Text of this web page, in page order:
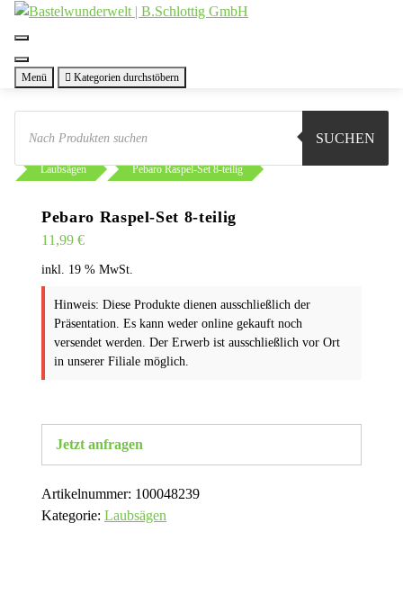
Zum
Menü Kategorien durchstöbern
Products
search
SUCHEN
Sie sind hier: Shop
Werkzeug
Laubsägen
Pebaro Raspel-Set 8-teilig
Pebaro Raspel-Set 8-teilig
11,99 €
inkl. 19 % MwSt.
Hinweis: Diese Produkte dienen ausschließlich der
Präsentation. Es kann weder online gekauft noch
versendet werden. Der Erwerb ist ausschließlich vor Ort
in unserer Filiale möglich.
Jetzt anfragen
Artikelnummer: 100048239
Kategorie: Laubsägen